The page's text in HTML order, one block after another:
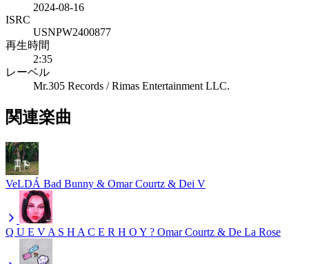
2024-08-16
ISRC
USNPW2400877
再生時間
2:35
レーベル
Mr.305 Records / Rimas Entertainment LLC.
関連楽曲
VeLDÁ Bad Bunny & Omar Courtz & Dei V
Q U E V A S H A C E R H O Y ? Omar Courtz & De La Rose